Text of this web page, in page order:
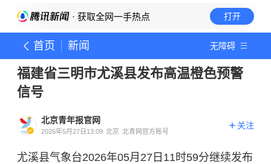
· 获取全网一手热点 打开
首页 新闻 无障碍
福建省三明市尤溪县发布高温橙色预警
信号
北京青年报官网
2026年5月27日13:09 北京 北青网官方账号
关注
尤溪县气象台2026年05月27日11时59分继续发布